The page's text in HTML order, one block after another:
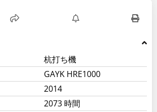
杭打ち機
GAYK HRE1000
2014
2073 時間